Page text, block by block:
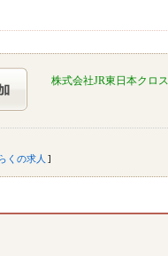
株式会社JR東日本クロ
くの求人